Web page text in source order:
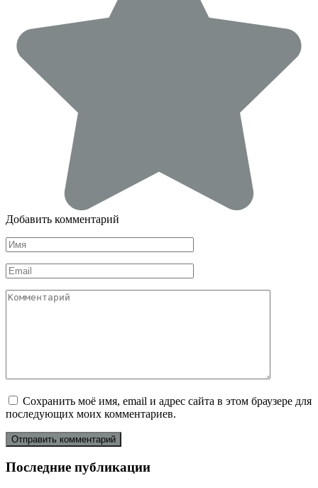
Добавить комментарий
Имя
*
Email
*
Комментарий
Сохранить моё имя, email и адрес сайта в этом браузере для
последующих моих комментариев.
Последние публикации